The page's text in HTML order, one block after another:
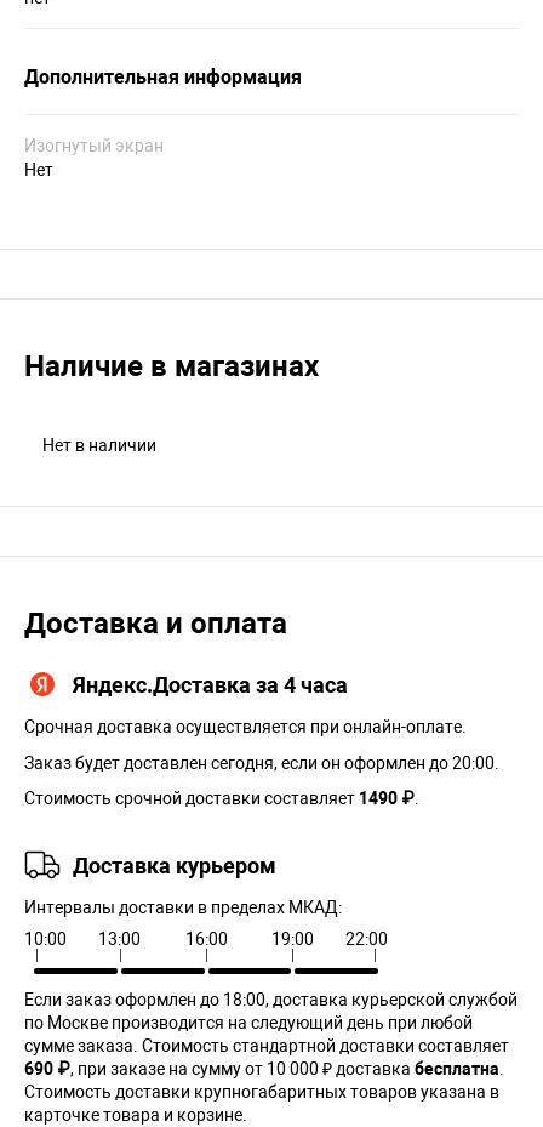
Дополнительная информация
Изогнутый экран
Нет
Наличие в магазинах
Нет в наличии
Доставка и оплата
Яндекс.Доставка за 4 часа
Срочная доставка осуществляется при онлайн-оплате.
Заказ будет доставлен сегодня, если он оформлен до 20:00.
Стоимость срочной доставки составляет 1490 ₽
Доставка курьером
Интервалы доставки в пределах МКАД:
10:00
13:00 16:00 19:00 22:00
Если заказ оформлен до 18:00, доставка курьерской службой
по Москве производится на следующий день при любой
сумме заказа. Cтоимость стандартной доставки составляет
690 ₽, при заказе на сумму от 10 000 ₽ доставка бесплатна
Стоимость доставки крупногабаритных товаров указана в
карточке товара и корзине.